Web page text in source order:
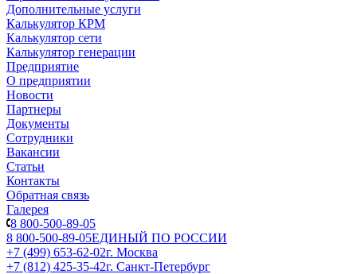
Дополнительные услуги
Калькулятор КРМ
Калькулятор сети
Калькулятор генерации
Предприятие
О предприятии
Новости
Партнеры
Документы
Сотрудники
Вакансии
Статьи
Контакты
Обратная связь
Галерея
8 800-500-89-05
8 800-500-89-05ЕДИНЫЙ ПО РОССИИ
+7 (499) 653-62-02г. Москва
+7 (812) 425-35-42г. Санкт-Петербург